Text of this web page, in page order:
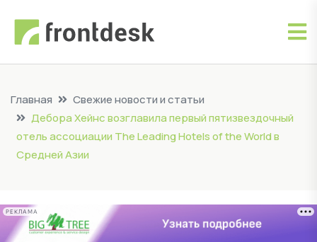
Главная
Свежие новости и статьи
Дебора Хейнс возглавила первый пятизвездочный
отель ассоциации The Leading Hotels of the World в
Средней Азии
РЕКЛАМА